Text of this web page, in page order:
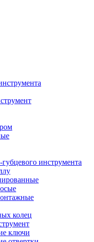
инструмента
колец
ключи